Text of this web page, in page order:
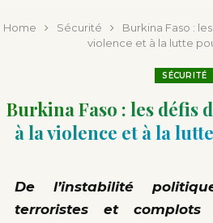
Home Sécurité
Burkina Faso :
violence et à la lutte
SÉCURITÉ
Burkina Faso : les défis
à la violence et à la
De l’instabilité
terroristes et complots